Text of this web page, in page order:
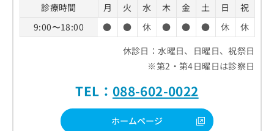
診療時間 月 火 水 木 金 土 日
祝
9:00〜18:00
● ● 休 ● ● ● 休
休
休診日：水曜日、日曜日、祝祭日
※第2・第4日曜日は診察日
TEL： 088-602-0022
ホームページ